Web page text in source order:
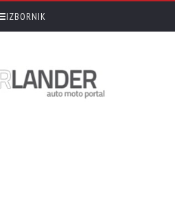
IZBORNIK